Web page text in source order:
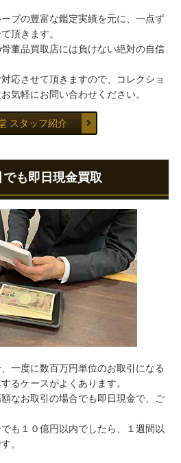
プの豊富な鑑定実績を元に、一点ず
頂きます。
董品買取店には負けない絶対の自信
応させて頂きますので、コレクショ
気軽にお問い合わせください。
スタッフ紹介
も即日現金買取
一度に数百万円単位のお取引になる
るケースがよくあります。
なお取引の場合でも即日現金で、ご
も１０億円以内でしたら、１週間以
。